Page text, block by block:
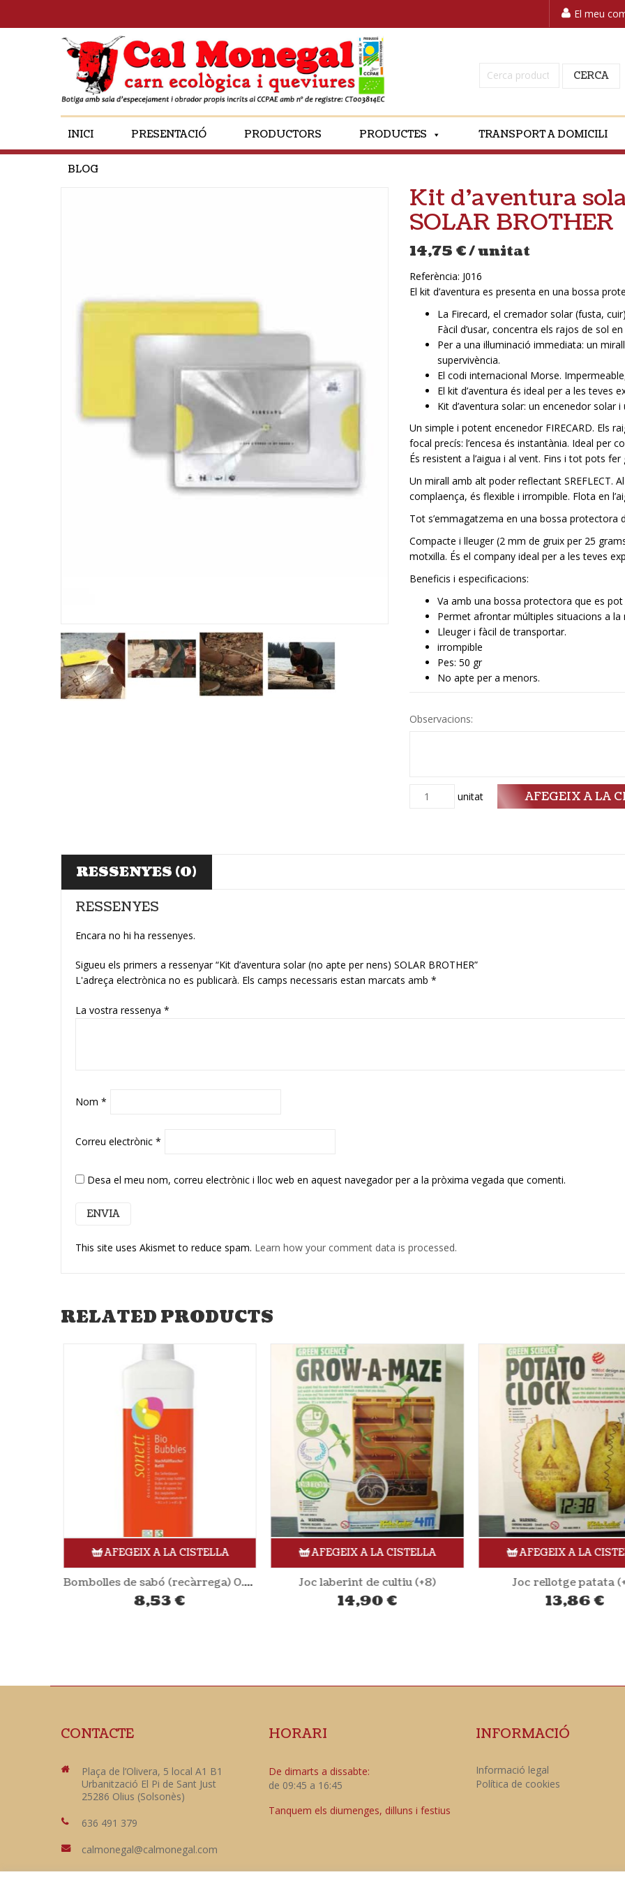
El meu
Cerca: CERCA
INICI PRESENTACIÓ PRODUCTORS PRODUCTES TRANSPORT A DOMICILI
BLOG
Kit d’aventura
SOLAR BROTHER
14,75 €/ unitat
Referència: J016
El kit d’aventura es presenta en una bossa
La Firecard, el cremador solar (fusta,
Fàcil d’usar, concentra els rajos de sol
Per a una il·luminació immediata: un
supervivència.
El codi internacional Morse.
El kit d’aventura és ideal per a les teves
Kit d’aventura solar: un encenedor solar
Un simple i potent encenedor FIRECARD. Els
focal precís: l’encesa és instantània. Ideal per
És resistent a l’aigua i al vent. Fins i tot pots
Un mirall amb alt poder reflectant SREFLECT.
complaença, és flexible i irrompible. Flota en
Tot s’emmagatzema en una bossa protectora
Compacte i lleuger (2 mm de gruix per 25
motxilla. És el company ideal per a les teves
Beneficis i especificacions:
Va amb una bossa protectora que es
Permet afrontar múltiples situacions a la
Lleuger i fàcil de transportar.
irrompible
Pes: 50 gr
No apte per a menors.
Observacions:
Quantitat unitat AFEGEIX A LA
RESSENYES (0)
RESSENYES
Encara no hi ha ressenyes.
Sigueu els primers a ressenyar “Kit d’aventura solar (no apte per nens) SOLAR BROTHER”
L'adreça electrònica no es publicarà. Els camps necessaris estan marcats amb *
La vostra ressenya *
Nom *
Correu electrònic *
Desa el meu nom, correu electrònic i lloc web en aquest navegador per a la pròxima vegada que comenti.
This site uses Akismet to reduce spam. Learn how your comment data is processed.
RELATED PRODUCTS
AFEGEIX A LA CISTELLA
Bombolles de sabó (recàrrega) 0.5L SONETT
8,53€
AFEGEIX A LA CISTELLA
Joc laberint de cultiu (+8)
14,90€
AFEGEIX A LA
Joc rellotge patata
13,86€
CONTACTE
Plaça de l’Olivera, 5 local A1 B1
Urbanització El Pi de Sant Just
25286 Olius (Solsonès)
636 491 379
calmonegal@calmonegal.com
HORARI
De dimarts a dissabte:
de 09:45 a 16:45
Tanquem els diumenges, dilluns i festius
INFORMACIÓ
Informació legal
Política de cookies